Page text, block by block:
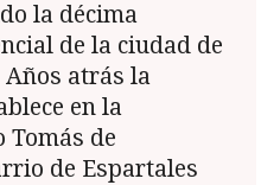
la décima
de la ciudad de
Años atrás la
en la
Tomás de
de Espartales